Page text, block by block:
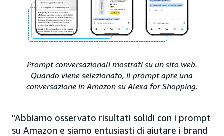
Prompt conversazionali mostrati su un sito web.
Quando viene selezionato, il prompt apre una
conversazione in Amazon su Alexa for Shopping.
"Abbiamo osservato risultati solidi con i prompt
su Amazon e siamo entusiasti di aiutare i brand